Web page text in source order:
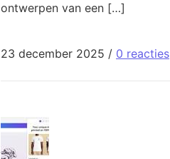
ontwerpen van een […]
23 december 2025 / 0 reacties